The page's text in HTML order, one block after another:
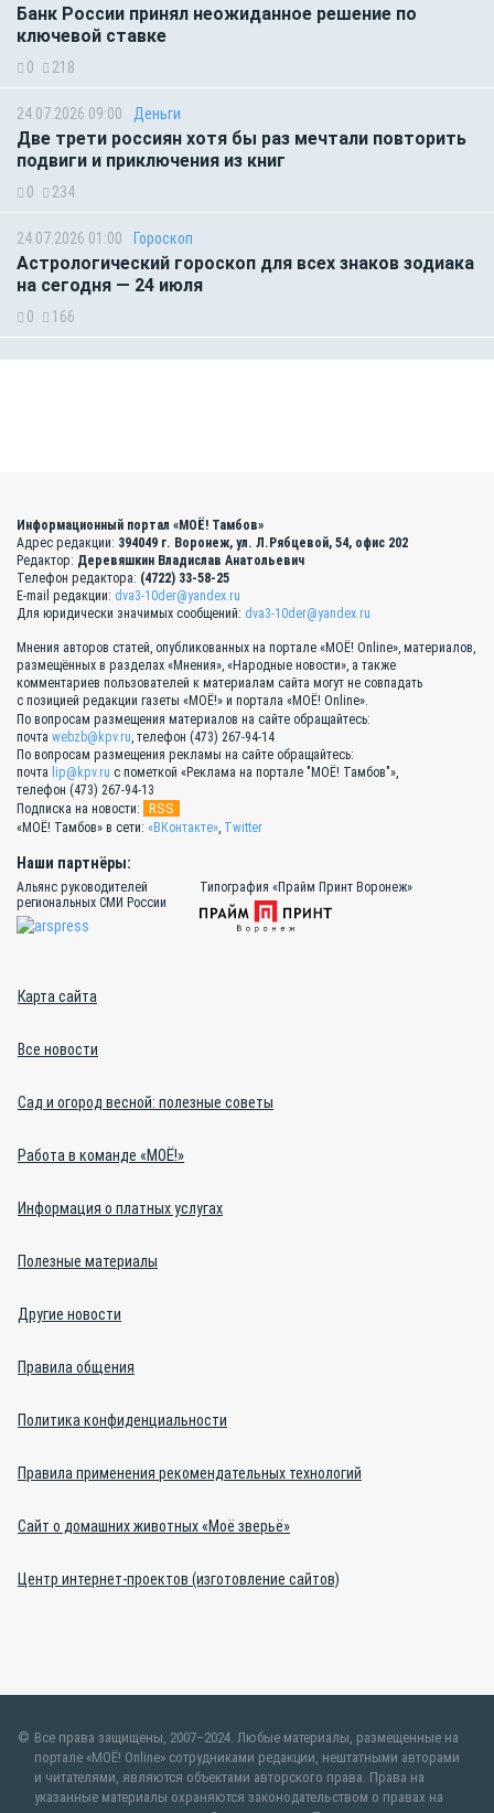
Банк России принял неожиданное решение по
ключевой ставке
0 218
24.07.2026 09:00 Деньги
Две трети россиян хотя бы раз мечтали повторить
подвиги и приключения из книг
0 234
24.07.2026 01:00 Гороскоп
Астрологический гороскоп для всех знаков зодиака
на сегодня — 24 июля
0 166
Информационный портал «МОЁ! Тамбов»
Адрес редакции: 394049 г. Воронеж, ул. Л.Рябцевой, 54, офис 202
Редактор: Деревяшкин Владислав Анатольевич
Телефон редактора: (4722) 33-58-25
E-mail редакции: dva3-10der@yandex.ru
Для юридически значимых сообщений: dva3-10der@yandex.ru
Мнения авторов статей, опубликованных на портале «МОЁ! Online», материалов,
размещённых в разделах «Мнения», «Народные новости», а также
комментариев пользователей к материалам сайта могут не совпадать
с позицией редакции газеты «МОЁ!» и портала «МОЁ! Online».
По вопросам размещения материалов на сайте обращайтесь:
почта webzb@kpv.ru, телефон (473) 267-94-14
По вопросам размещения рекламы на сайте обращайтесь:
почта lip@kpv.ru с пометкой «Реклама на портале "МОЁ! Тамбов"»,
телефон (473) 267-94-13
Подписка на новости:
RSS
«МОЁ! Тамбов» в сети: «ВКонтакте», Twitter
Наши партнёры:
Альянс руководителей
региональных СМИ России
Типография «Прайм Принт Воронеж»
Карта сайта
Все новости
Сад и огород весной: полезные советы
Работа в команде «МОЁ!»
Информация о платных услугах
Полезные материалы
Другие новости
Правила общения
Политика конфиденциальности
Правила применения рекомендательных технологий
Сайт о домашних животных «Моё зверьё»
Центр интернет-проектов (изготовление сайтов)
Все права защищены, 2007–2024. Любые материалы, размещенные на
портале «МОЁ! Online» сотрудниками редакции, нештатными авторами
и читателями, являются объектами авторского права. Права на
указанные материалы охраняются законодательством о правах на